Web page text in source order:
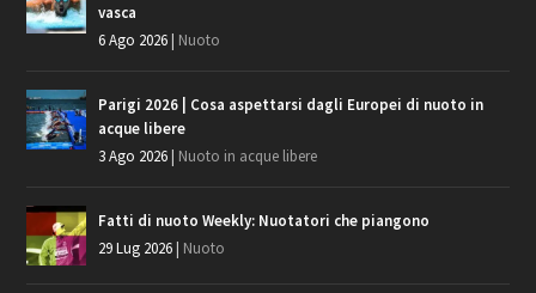
vasca
6 Ago 2026| Nuoto
Parigi 2026 | Cosa aspettarsi dagli Europei di nuoto in
acque libere
3 Ago 2026| Nuoto in acque libere
Fatti di nuoto Weekly: Nuotatori che piangono
29 Lug 2026| Nuoto